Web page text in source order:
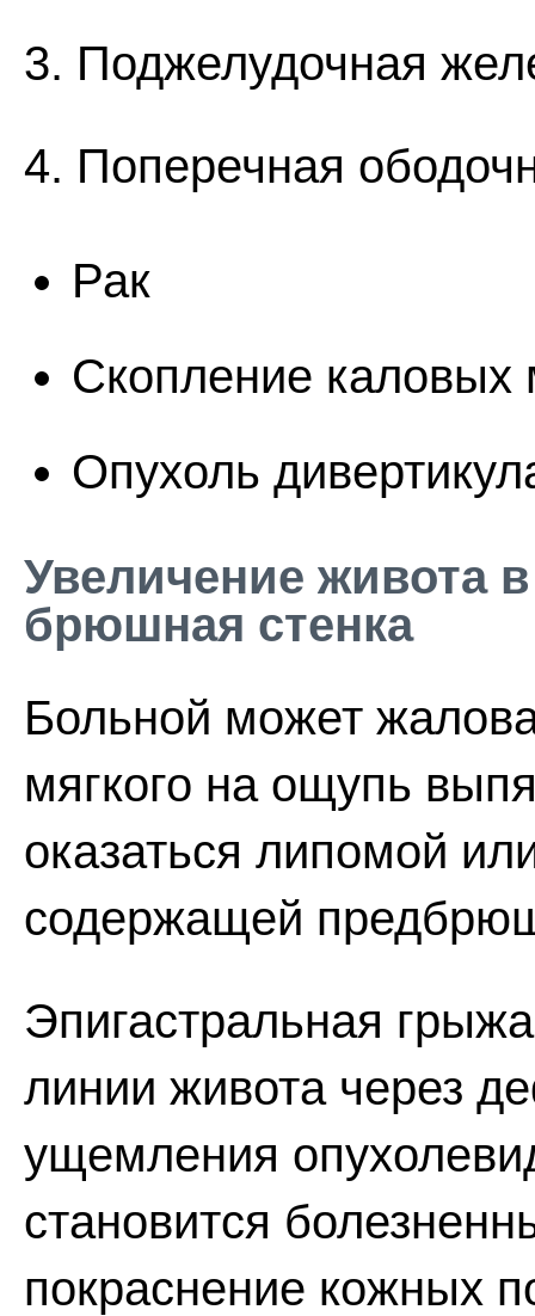
3. Поджелудочная
4. Поперечная
Рак
Скопление каловых
Опухоль
Увеличение живота
брюшная стенка
Больной может
мягкого на ощупь
оказаться липомой
содержащей
Эпигастральная
линии живота через
ущемления
становится
покраснение кожных